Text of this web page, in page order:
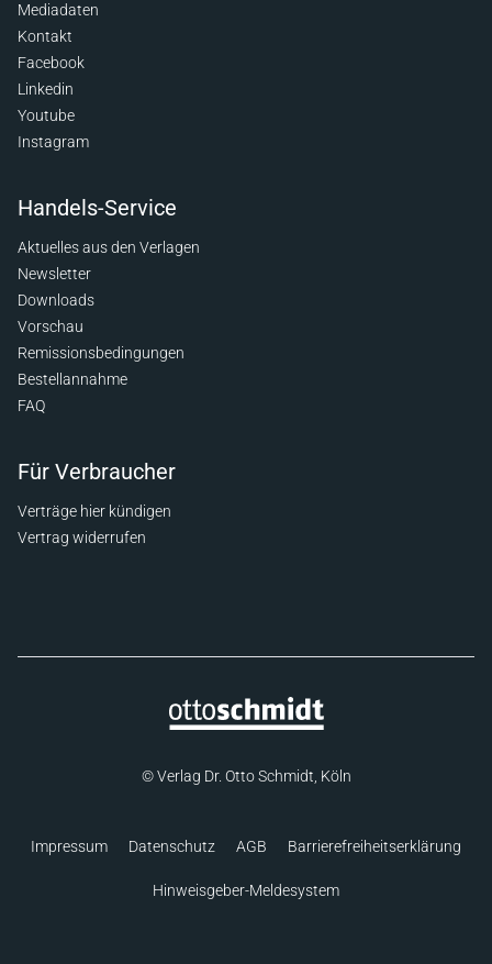
Mediadaten
Kontakt
Facebook
Linkedin
Youtube
Instagram
Handels-Service
Aktuelles aus den Verlagen
Newsletter
Downloads
Vorschau
Remissionsbedingungen
Bestellannahme
FAQ
Für Verbraucher
Verträge hier kündigen
Vertrag widerrufen
© Verlag Dr. Otto Schmidt, Köln
Impressum Datenschutz AGB Barrierefreiheitserklärung
Hinweisgeber-Meldesystem